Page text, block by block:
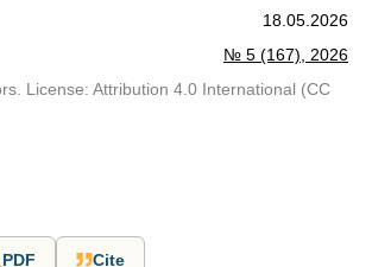
18.05.2026
№ 5 (167), 2026
License: Attribution 4.0 International (CC
PDF Cite